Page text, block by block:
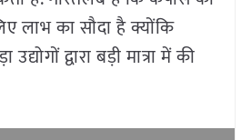
लाभ का सौदा है क्योंकि
द्वारा बड़ी मात्रा में की